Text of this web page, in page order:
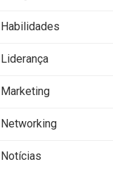
Habilidades
Liderança
Marketing
Networking
Notícias